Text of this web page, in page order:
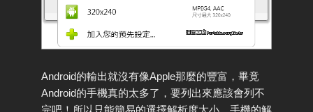
Android的輸出就沒有像Apple那麼的豐富，畢竟
Android的手機真的太多了，要列出來應該會列不